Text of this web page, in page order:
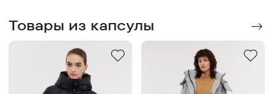
Товары из капсулы